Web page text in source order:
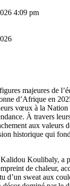
4:09 pm
majeures de
d’Afrique en
vœux à la Nation
À travers
aux valeurs
historique qui
Koulibaly, a
de chaleur,
d’un sweat aux